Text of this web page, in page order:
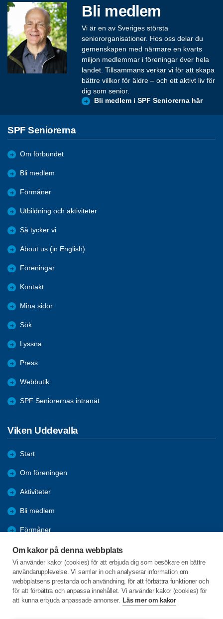
Om kakor på denna webbplats
Vi använder kakor (cookies) för att erbjuda dig som besökare en bättre
användarupplevelse. Vi samlar in och analyserar information om
webbplatsens prestanda och användning, för att förbättra funktioner och
för att förbättra och anpassa innehållet. Vi använder kakor (cookies) för
att kunna erbjuda anpassade annonser. Läs mer om kakor
Bli medlem
Vi är en av Sveriges största
seniororganisationer. Hos oss delar du
gemenskapen med närmare en kvarts
miljon medlemmar i föreningar över hela
landet. Tillsammans verkar vi för att skapa
bättre villkor för äldre – och ett aktivt liv för
dig som senior.
Bli medlem i SPF Seniorerna här
SPF Seniorerna
Om förbundet
Bli medlem
Förmåner
Utbildning och aktiviteter
Så tycker vi
About us (in English)
Föreningar
Kontakt
Mina sidor
Sök
Lyssna
Press
Webbutik
SPF Seniorernas intranät
Viken Uddevalla
Start
Om föreningen
Aktiviteter
Bli medlem
Förmåner
Bildgalleri och Arkiv
Program
Resor